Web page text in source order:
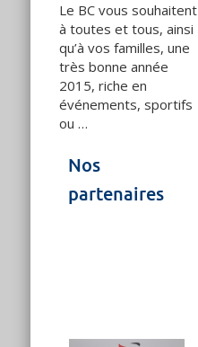
Le BC vous souhaitent
à toutes et tous, ainsi
qu’à vos familles, une
très bonne année
2015, riche en
événements, sportifs
ou …
Nos
partenaires